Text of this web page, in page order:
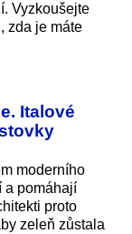
Vyzkoušejte
zda je máte
Italové
moderního
a pomáhají
proto
zeleň zůstala